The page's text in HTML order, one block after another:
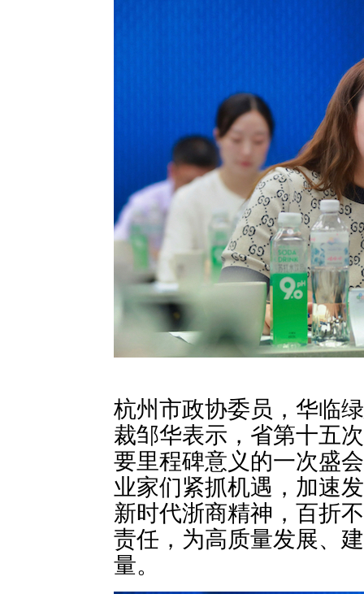
杭州市政协委员，华临
裁邹华表示，省第十五
要里程碑意义的一次盛
业家们紧抓机遇，加速
新时代浙商精神，百折
责任，为高质量发展、
量。